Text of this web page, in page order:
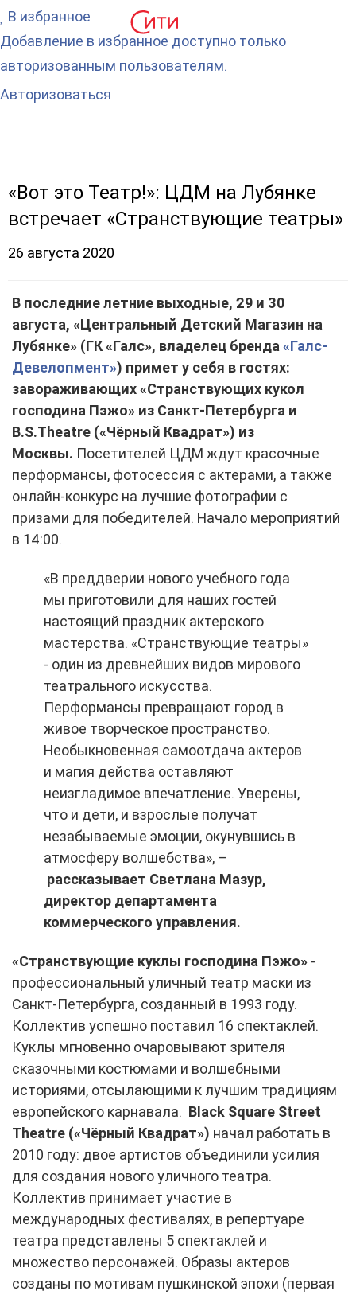
«Вот это Театр!»: ЦДМ на Лубянке
встречает «Странствующие театры»
26 августа 2020
В последние летние выходные, 29 и 30
августа, «Центральный Детский Магазин на
Лубянке» (ГК «Галс», владелец бренда «Галс-
Девелопмент») примет у себя в гостях:
завораживающих «Странствующих кукол
господина Пэжо» из Санкт-Петербурга и
B.S.Theatre («Чёрный Квадрат») из
Москвы. Посетителей ЦДМ ждут красочные
перформансы, фотосессия с актерами, а также
онлайн-конкурс на лучшие фотографии с
призами для победителей. Начало мероприятий
в 14:00.
«В преддверии нового учебного года
мы приготовили для наших гостей
настоящий праздник актерского
мастерства. «Странствующие театры»
- один из древнейших видов мирового
театрального искусства.
Перформансы превращают город в
живое творческое пространство.
Необыкновенная самоотдача актеров
и магия действа оставляют
неизгладимое впечатление. Уверены,
что и дети, и взрослые получат
незабываемые эмоции, окунувшись в
атмосферу волшебства», –
рассказывает Светлана Мазур,
директор департамента
коммерческого управления.
«Странствующие куклы господина Пэжо» -
профессиональный уличный театр маски из
Санкт-Петербурга, созданный в 1993 году.
Коллектив успешно поставил 16 спектаклей.
Куклы мгновенно очаровывают зрителя
сказочными костюмами и волшебными
историями, отсылающими к лучшим традициям
европейского карнавала. Black Square Street
Theatre («Чёрный Квадрат») начал работать в
2010 году: двое артистов объединили усилия
для создания нового уличного театра.
Коллектив принимает участие в
международных фестивалях, в репертуаре
театра представлены 5 спектаклей и
множество персонажей. Образы актеров
созданы по мотивам пушкинской эпохи (первая
В избранное
Добавление в избранное доступно только
авторизованным пользователям.
Авторизоваться